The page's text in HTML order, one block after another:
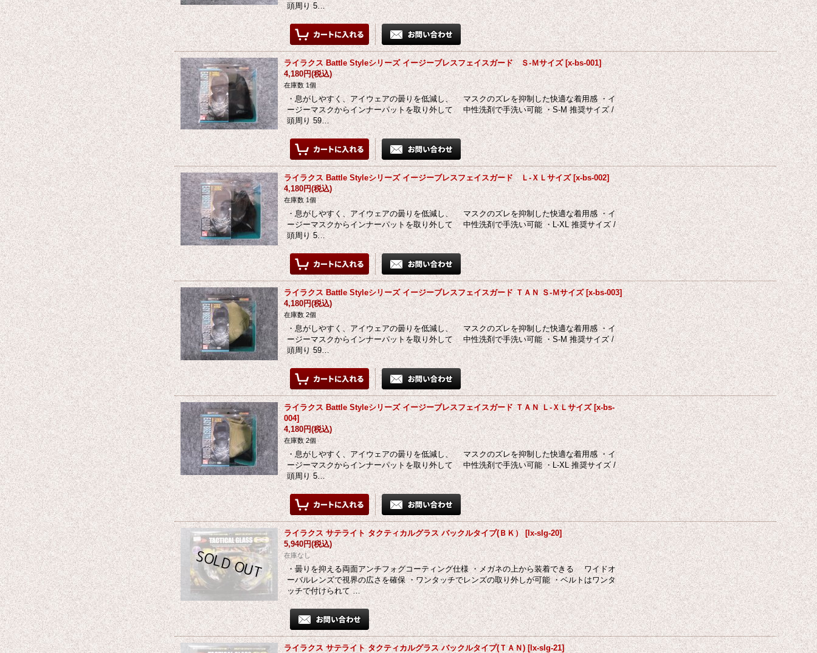
頭周り 5…
ライラクス Battle Styleシリーズ イージーブレスフェイスガード Ｓ-Ｍサイズ [x-bs-001]
4,180円(税込)
在庫数 1個
・息がしやすく、アイウェアの曇りを低減し、 マスクのズレを抑制した快適な着用感 ・イ
ージーマスクからインナーパットを取り外して 中性洗剤で手洗い可能 ・S-M 推奨サイズ /
頭周り 59…
ライラクス Battle Styleシリーズ イージーブレスフェイスガード Ｌ-ＸＬサイズ [x-bs-002]
4,180円(税込)
在庫数 1個
・息がしやすく、アイウェアの曇りを低減し、 マスクのズレを抑制した快適な着用感 ・イ
ージーマスクからインナーパットを取り外して 中性洗剤で手洗い可能 ・L-XL 推奨サイズ /
頭周り 5…
ライラクス Battle Styleシリーズ イージーブレスフェイスガード ＴＡＮ Ｓ-Ｍサイズ [x-bs-003]
4,180円(税込)
在庫数 2個
・息がしやすく、アイウェアの曇りを低減し、 マスクのズレを抑制した快適な着用感 ・イ
ージーマスクからインナーパットを取り外して 中性洗剤で手洗い可能 ・S-M 推奨サイズ /
頭周り 59…
ライラクス Battle Styleシリーズ イージーブレスフェイスガード ＴＡＮ Ｌ-ＸＬサイズ [x-bs-
004]
4,180円(税込)
在庫数 2個
・息がしやすく、アイウェアの曇りを低減し、 マスクのズレを抑制した快適な着用感 ・イ
ージーマスクからインナーパットを取り外して 中性洗剤で手洗い可能 ・L-XL 推奨サイズ /
頭周り 5…
ライラクス サテライト タクティカルグラス バックルタイプ(ＢＫ） [lx-slg-20]
5,940円(税込)
在庫なし
・曇りを抑える両面アンチフォグコーティング仕様 ・メガネの上から装着できる ワイドオ
ーバルレンズで視界の広さを確保 ・ワンタッチでレンズの取り外しが可能 ・ベルトはワンタ
ッチで付けられて …
ライラクス サテライト タクティカルグラス バックルタイプ(ＴＡＮ) [lx-slg-21]